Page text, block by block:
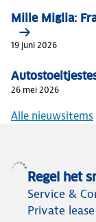
Mille Miglia:
19 juni 2026
26 mei 2026
Alle nieuwsitems
Regel het
Service &
Private lease